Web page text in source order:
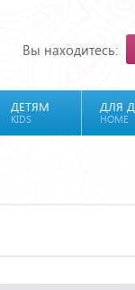
Вы находитесь:
ДЕТЯМ
KIDS
ДЛЯ
HOME